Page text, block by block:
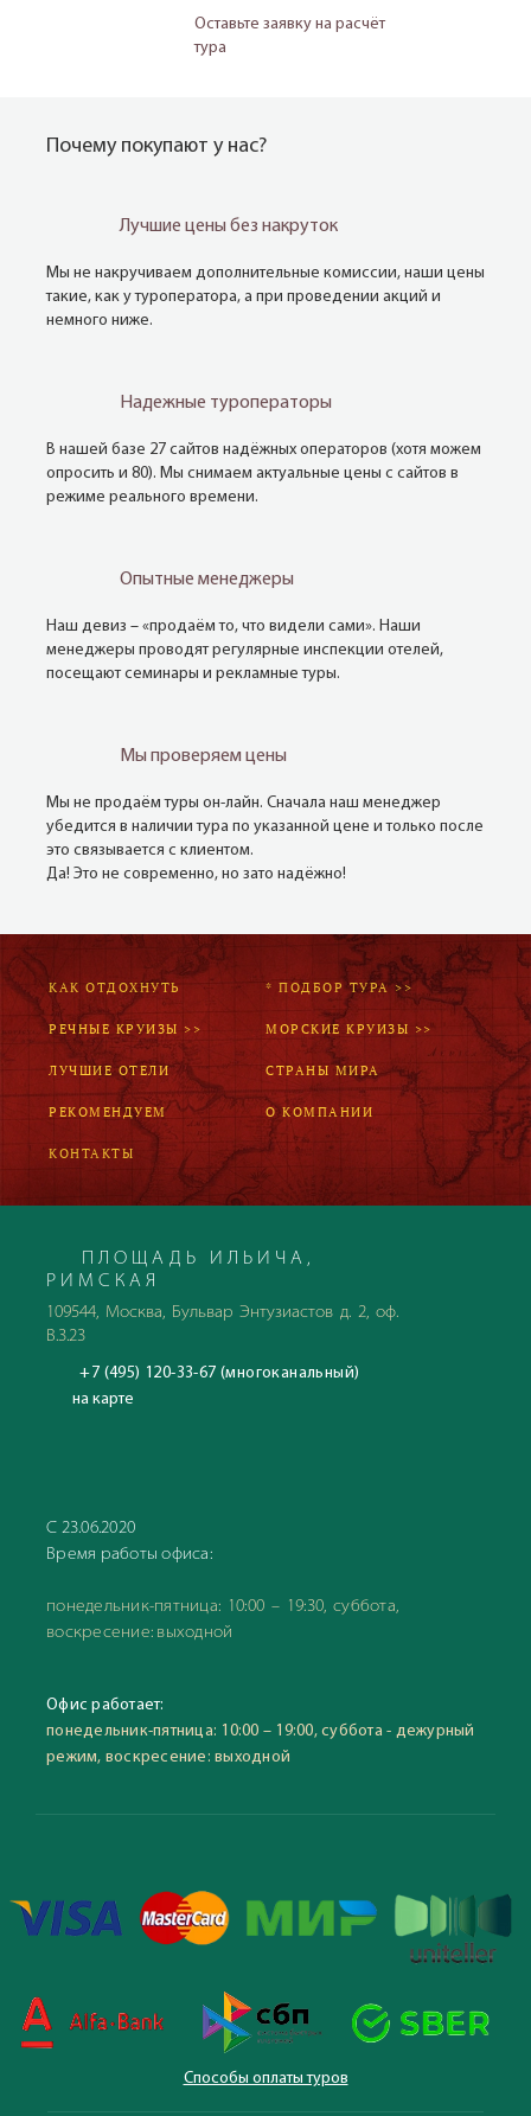
Оставьте заявку на расчёт
тура
Почему покупают у нас?
Лучшие цены без накруток
Мы не накручиваем дополнительные комиссии, наши цены
такие, как у туроператора, а при проведении акций и
немного ниже.
Надежные туроператоры
В нашей базе 27 сайтов надёжных операторов (хотя можем
опросить и 80). Мы снимаем актуальные цены с сайтов в
режиме реального времени.
Опытные менеджеры
Наш девиз – «продаём то, что видели сами». Наши
менеджеры проводят регулярные инспекции отелей,
посещают семинары и рекламные туры.
Мы проверяем цены
Мы не продаём туры он-лайн. Сначала наш менеджер
убедится в наличии тура по указанной цене и только после
это связывается с клиентом.
Да! Это не современно, но зато надёжно!
КАК ОТДОХНУТЬ * ПОДБОР ТУРА >>
РЕЧНЫЕ КРУИЗЫ >> МОРСКИЕ КРУИЗЫ >>
ЛУЧШИЕ ОТЕЛИ СТРАНЫ МИРА
РЕКОМЕНДУЕМ О КОМПАНИИ
КОНТАКТЫ
ПЛОЩАДЬ ИЛЬИЧА,
РИМСКАЯ
109544, Москва, Бульвар Энтузиастов д. 2, оф.
В.3.23
+7 (495) 120-33-67 (многоканальный)
на карте
С 23.06.2020
Время работы офиса:
понедельник-пятница: 10:00 – 19:30, суббота,
воскресение: выходной
Офис работает:
понедельник-пятница: 10:00 – 19:00, суббота - дежурный
режим, воскресение: выходной
Способы оплаты туров